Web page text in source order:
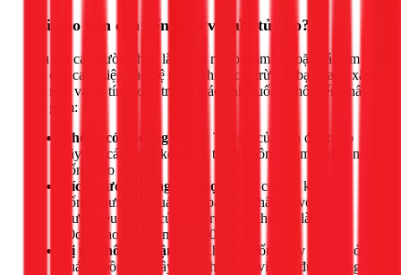
Khi nào bạn cần đến dịch vụ sửa tủ bếp?
Hầu hết các trường hợp lắp máy rửa bát âm tủ hoặc bán âm
đều cần can thiệp vào hệ tủ bếp hiện có, trừ khi bạn đang xây
nhà mới và đã tính toán trước. Các tình huống phổ biến nhất
bao gồm:
Không có khoang trống: Tủ bếp của bạn được lấp
đầy bởi các ngăn kéo, hộc tủ và không có một khoảng
trống nào đủ lớn.
Kích thước không phù hợp:
Bạn có một khoang
trống nhưng lại quá hẹp hoặc quá thấp so với kích
thước tiêu chuẩn của máy rửa bát (thường là rộng
60cm, cao 82-85cm, sâu 60cm).
Vị trí không thuận lợi:
Khoang trống duy nhất lại ở
quá xa bồn rửa, gây khó khăn cho việc đi đường ống